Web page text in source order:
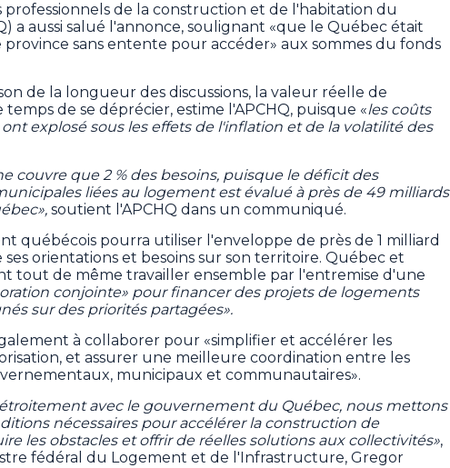
professionnels de la construction et de l'habitation du
a aussi salué l'annonce, soulignant «que le Québec était
province sans entente pour accéder» aux sommes du fonds
de la longueur des discussions, la valeur réelle de
de se déprécier, estime l'APCHQ, puisque «les coûts
explosé sous les effets de l'inflation et de la volatilité des
couvre que 2 % des besoins, puisque le déficit des
liées au logement est évalué à près de 49 milliards
soutient l'APCHQ dans un communiqué.
québécois pourra utiliser l'enveloppe de près de 1 milliard
orientations et besoins sur son territoire. Québec et
tout de même travailler ensemble par l'entremise d'une
conjointe» pour financer des projets de logements
sur des priorités partagées».
à collaborer pour «simplifier et accélérer les
et assurer une meilleure coordination entre les
municipaux et communautaires».
avec le gouvernement du Québec, nous mettons
nécessaires pour accélérer la construction de
les obstacles et offrir de réelles solutions aux collectivités»,
fédéral du Logement et de l'Infrastructure, Gregor